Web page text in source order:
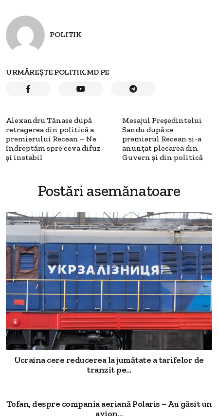
POLITIK
URMĂREȘTE POLITIK.MD PE
Alexandru Tănase după
retragerea din politică a
premierului Recean – Ne
îndreptăm spre ceva difuz
și instabil
Mesajul Președintelui
Sandu după ce
premierul Recean și-a
anunțat plecarea din
Guvern și din politică
Postări asemănatoare
Ucraina cere reducerea la jumătate a tarifelor de
tranzit pe...
Tofan, despre compania aeriană Polaris – Au găsit un
avion...